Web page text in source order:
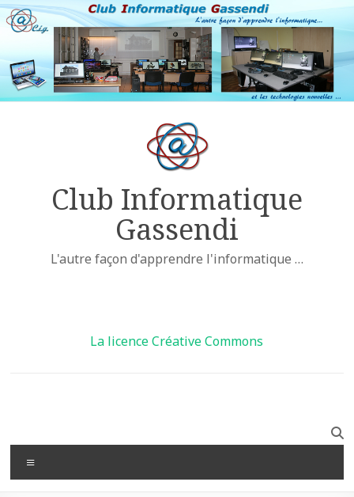
Club Informatique
Gassendi
L'autre façon d'apprendre l'informatique …
La licence Créative Commons